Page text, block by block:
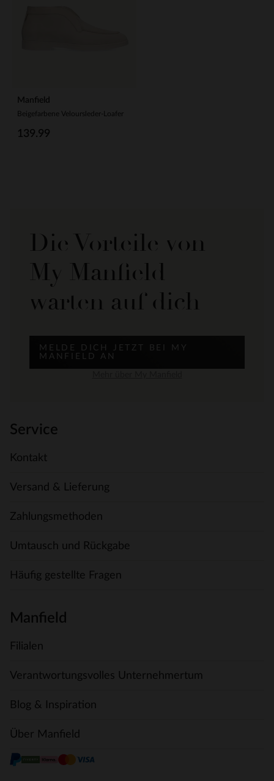
Manfield
Beigefarbene Veloursleder-Loafer
139.99
Die Vorteile von
My Manfield
warten auf dich
MELDE DICH JETZT BEI MY
MANFIELD AN
Service
Kontakt
Versand & Lieferung
Zahlungsmethoden
Umtausch und Rückgabe
Häufig gestellte Fragen
Manfield
Filialen
Verantwortungsvolles Unternehmertum
Blog & Inspiration
Über Manfield